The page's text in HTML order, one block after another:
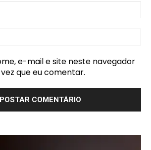
e-mail e site neste navegador
que eu comentar.